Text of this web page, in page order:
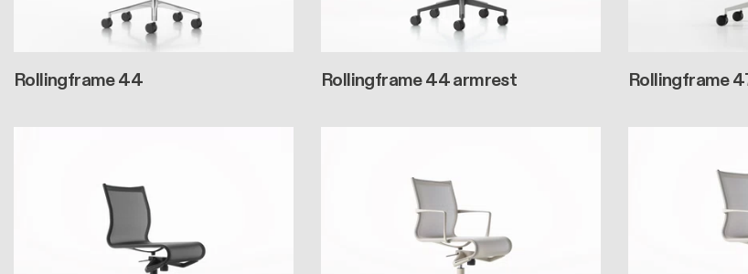
Rollingframe 44 Rollingframe 44 armrest Rollingframe